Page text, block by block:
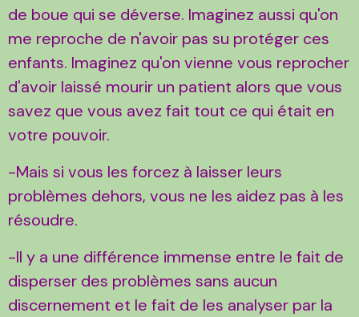
de boue qui se déverse. Imaginez aussi qu'on
me reproche de n'avoir pas su protéger ces
enfants. Imaginez qu'on vienne vous reprocher
d'avoir laissé mourir un patient alors que vous
savez que vous avez fait tout ce qui était en
votre pouvoir.
-Mais si vous les forcez à laisser leurs
problèmes dehors, vous ne les aidez pas à les
résoudre.
-Il y a une différence immense entre le fait de
disperser des problèmes sans aucun
discernement et le fait de les analyser par la